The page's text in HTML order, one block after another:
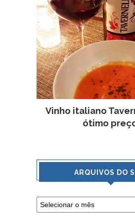
Vinho italiano
ótimo
ARQUIVOS DO